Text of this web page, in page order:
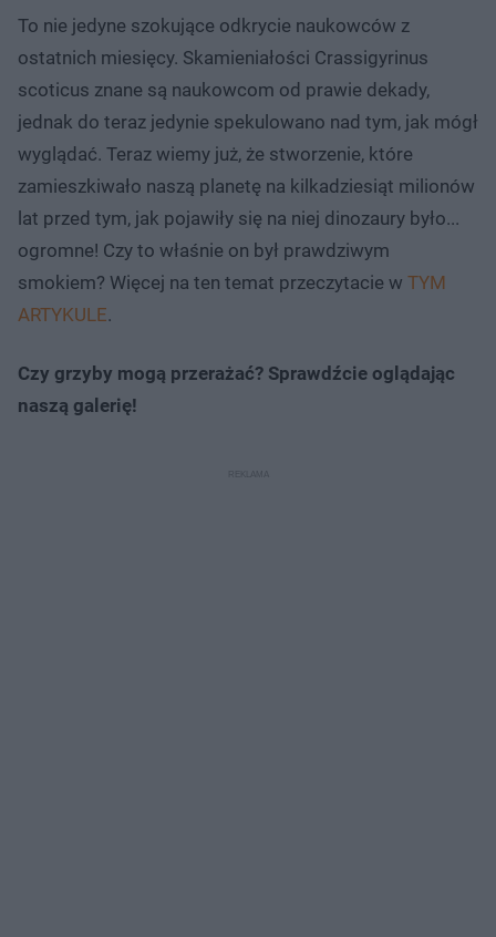
To nie jedyne szokujące odkrycie naukowców z
ostatnich miesięcy. Skamieniałości Crassigyrinus
scoticus znane są naukowcom od prawie dekady,
jednak do teraz jedynie spekulowano nad tym, jak mógł
wyglądać. Teraz wiemy już, że stworzenie, które
zamieszkiwało naszą planetę na kilkadziesiąt milionów
lat przed tym, jak pojawiły się na niej dinozaury było...
ogromne! Czy to właśnie on był prawdziwym
smokiem? Więcej na ten temat przeczytacie w TYM
ARTYKULE.
Czy grzyby mogą przerażać? Sprawdźcie oglądając
naszą galerię!